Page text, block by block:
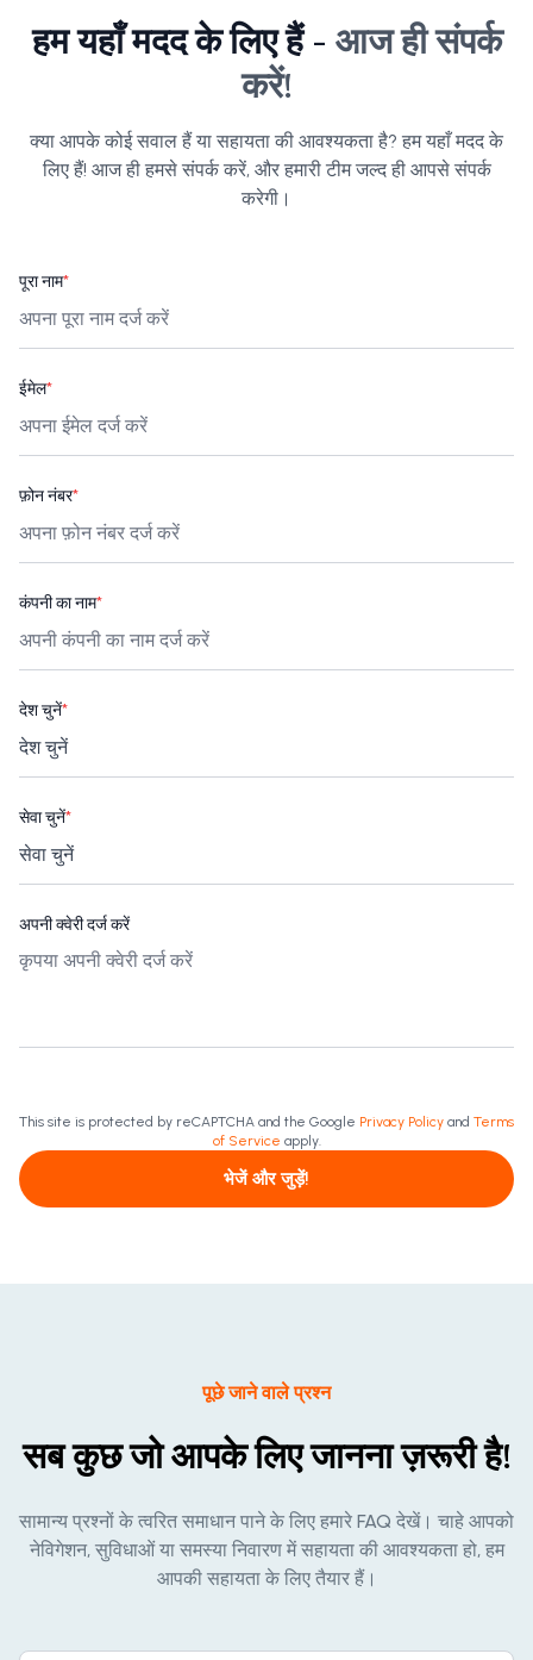
हम यहाँ मदद के लिए हैं - आज ही संपर्क
करें!
क्या आपके कोई सवाल हैं या सहायता की आवश्यकता है? हम यहाँ मदद के
लिए हैं! आज ही हमसे संपर्क करें, और हमारी टीम जल्द ही आपसे संपर्क
करेगी।
पूरा नाम*
ईमेल*
फ़ोन नंबर*
कंपनी का नाम*
देश चुनें*
सेवा चुनें*
अपनी क्वेरी दर्ज करें
This site is protected by reCAPTCHA and the Google Privacy Policy and Terms
of Service apply.
भेजें और जुड़ें!
पूछे जाने वाले प्रश्न
सब कुछ जो आपके लिए जानना ज़रूरी है!
सामान्य प्रश्नों के त्वरित समाधान पाने के लिए हमारे FAQ देखें। चाहे आपको
नेविगेशन, सुविधाओं या समस्या निवारण में सहायता की आवश्यकता हो, हम
आपकी सहायता के लिए तैयार हैं।